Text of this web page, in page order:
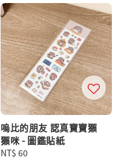
嗚比的朋友 認真寶寶獺
獺咪 - 圖鑑貼紙
Regular
NT$ 60